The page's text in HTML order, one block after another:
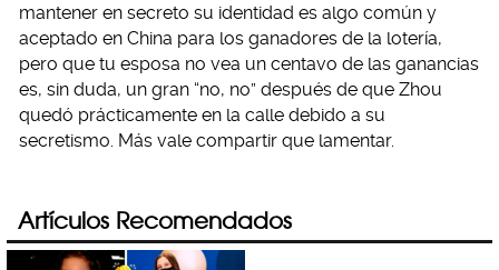
mantener en secreto su identidad es algo común y
aceptado en China para los ganadores de la lotería,
pero que tu esposa no vea un centavo de las ganancias
es, sin duda, un gran “no, no” después de que Zhou
quedó prácticamente en la calle debido a su
secretismo. Más vale compartir que lamentar.
Artículos Recomendados